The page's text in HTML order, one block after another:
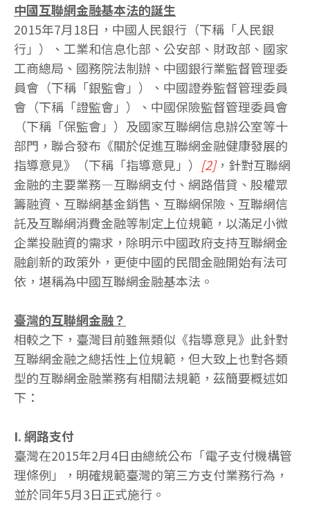
中國互聯網金融基本法的誕生
2015年7月18日，中國人民銀行（下稱「人民銀
行」）、工業和信息化部、公安部、財政部、國家
工商總局、國務院法制辦、中國銀行業監督管理委
員會（下稱「銀監會」）、中國證券監督管理委員
會（下稱「證監會」）、中國保險監督管理委員會
（下稱「保監會」）及國家互聯網信息辦公室等十
部門，聯合發布《關於促進互聯網金融健康發展的
指導意見》（下稱「指導意見」） [2]，針對互聯網
金融的主要業務―互聯網支付、網路借貸、股權眾
籌融資、互聯網基金銷售、互聯網保險、互聯網信
託及互聯網消費金融等制定上位規範，以滿足小微
企業投融資的需求，除明示中國政府支持互聯網金
融創新的政策外，更使中國的民間金融開始有法可
依，堪稱為中國互聯網金融基本法。
臺灣的互聯網金融？
相較之下，臺灣目前雖無類似《指導意見》此針對
互聯網金融之總括性上位規範，但大致上也對各類
型的互聯網金融業務有相關法規範，茲簡要概述如
下：
I. 網路支付
臺灣在2015年2月4日由總統公布「電子支付機構管
理條例」，明確規範臺灣的第三方支付業務行為，
並於同年5月3日正式施行。